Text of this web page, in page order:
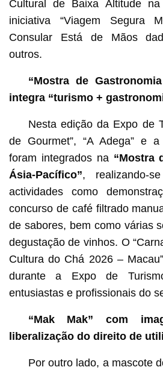
Cultural de Baixa Altitude
iniciativa “Viagem Segura
Consular Está de Mãos
outros.
“Mostra de
integra “turismo +
Nesta edição da Expo de
de Gourmet”, “A Adega” e
foram integrados na “Mostra
Ásia-Pacífico”, realizando-
actividades como
concurso de café filtrado
de sabores, bem como várias
degustação de vinhos. O
Cultura do Chá 2026 –
durante a Expo de
entusiastas e profissionais do
“Mak Mak” com
liberalização do direito de
Por outro lado, a mascote